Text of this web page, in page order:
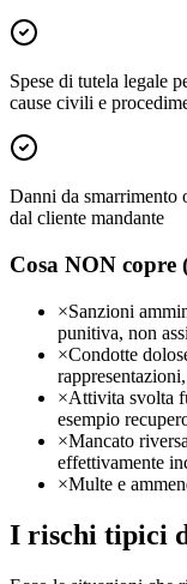
Spese di tutela legale
cause civili e
Danni da smarrimento
dal cliente mandante
Cosa NON copre
×Sanzioni
punitiva, non
×Condotte
×Attivita svolta
esempio
×Mancato
effettivamente
×Multe e
I rischi tipici